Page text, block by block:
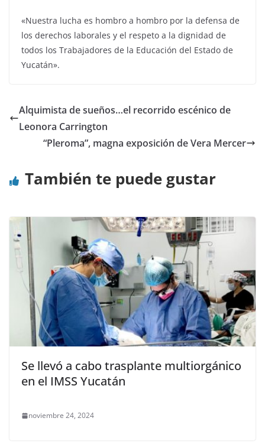
«Nuestra lucha es hombro a hombro por la defensa de
los derechos laborales y el respeto a la dignidad de
todos los Trabajadores de la Educación del Estado de
Yucatán».
Alquimista de sueños…el recorrido escénico de
Leonora Carrington
“Pleroma”, magna exposición de Vera Mercer
También te puede gustar
Se llevó a cabo trasplante multiorgánico
en el IMSS Yucatán
noviembre 24, 2024